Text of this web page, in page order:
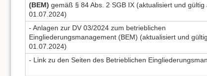
(BEM) gemäß § 84 Abs. 2 SGB IX (aktualisiert und gültig
01.07.2024)
- Anlagen zur DV 03/2024 zum betrieblichen
Eingliederungsmanagement (BEM) (aktualisiert und
01.07.2024)
- Link zu den Seiten des Betrieblichen